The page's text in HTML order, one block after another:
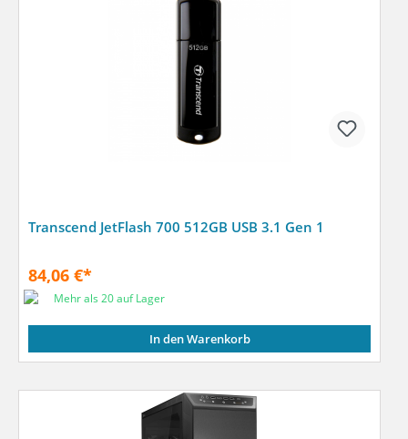
Transcend JetFlash 700 512GB USB 3.1 Gen 1
84,06 €*
Mehr als 20 auf Lager
In den Warenkorb